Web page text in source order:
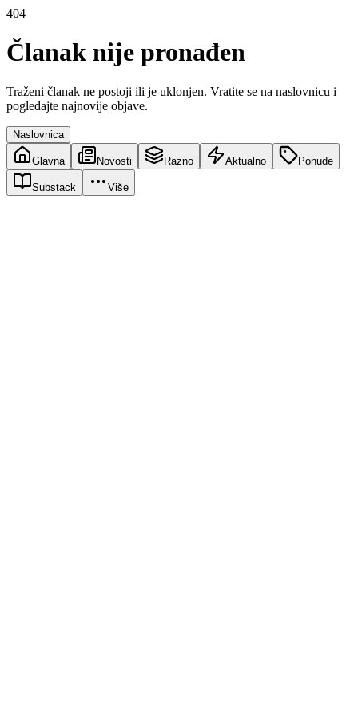
404
Članak nije pronađen
Traženi članak ne postoji ili je uklonjen. Vratite se na naslovnicu i
pogledajte najnovije objave.
Naslovnica
Glavna Novosti Razno Aktualno Ponude
Substack Više